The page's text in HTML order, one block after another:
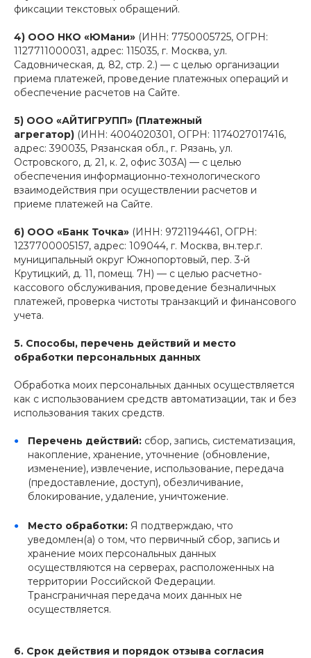
фиксации текстовых обращений.
4) ООО НКО «ЮМани» (ИНН: 7750005725, ОГРН:
1127711000031, адрес: 115035, г. Москва, ул.
Садовническая, д. 82, стр. 2.) — с целью организации
приема платежей, проведение платежных операций и
обеспечение расчетов на Сайте.
5) ООО «АЙТИГРУПП» (Платежный
агрегатор) (ИНН: 4004020301, ОГРН: 1174027017416,
адрес: 390035, Рязанская обл., г. Рязань, ул.
Островского, д. 21, к. 2, офис 303А) — с целью
обеспечения информационно-технологического
взаимодействия при осуществлении расчетов и
приеме платежей на Сайте.
6) ООО «Банк Точка» (ИНН: 9721194461, ОГРН:
1237700005157, адрес: 109044, г. Москва, вн.тер.г.
муниципальный округ Южнопортовый, пер. 3-й
Крутицкий, д. 11, помещ. 7Н) — с целью расчетно-
кассового обслуживания, проведение безналичных
платежей, проверка чистоты транзакций и финансового
учета.
5. Способы, перечень действий и место
обработки персональных данных
Обработка моих персональных данных осуществляется
как с использованием средств автоматизации, так и без
использования таких средств.
Перечень действий: сбор, запись, систематизация,
накопление, хранение, уточнение (обновление,
изменение), извлечение, использование, передача
(предоставление, доступ), обезличивание,
блокирование, удаление, уничтожение.
Место обработки: Я подтверждаю, что
уведомлен(а) о том, что первичный сбор, запись и
хранение моих персональных данных
осуществляются на серверах, расположенных на
территории Российской Федерации.
Трансграничная передача моих данных не
осуществляется.
6. Срок действия и порядок отзыва согласия